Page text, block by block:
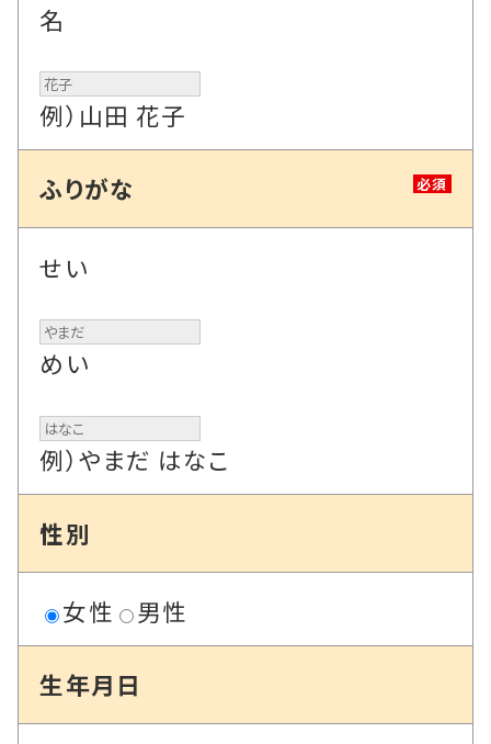
名
例）山田 花子
ふりがな 必須
せい
めい
例）やまだ はなこ
性別
女性 男性
生年月日